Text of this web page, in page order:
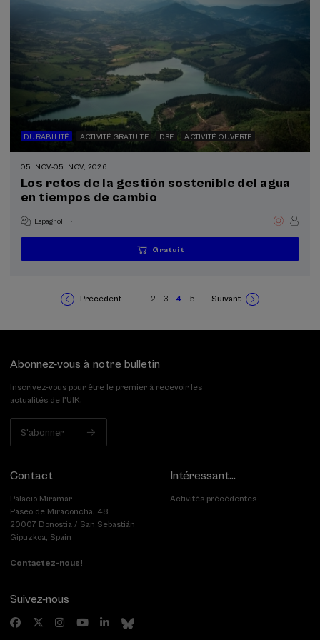
DURABILITÉ ACTIVITÉ GRATUITE DSF ACTIVITÉ OUVERTE
05. NOV-05. NOV, 2026
Los retos de la gestión sostenible del agua
en tiempos de cambio
Espagnol .
...
Gratuit
Dernières
places
Gratuit
Date
passée
Liste
d'attente
Période
d'inscription
Page
Précédent Page
1 Page
2 Page
3
Page
4 Page
5
Page
Suivant
Abonnez-vous à notre bulletin
Inscrivez-vous pour être le premier à recevoir les
actualités de l'UIK.
S'abonner
Contact
Palacio Miramar
Paseo de Miraconcha, 48
20007 Donostia / San Sebastián
Gipuzkoa, Spain
Contactez-nous!
Intéressant...
Activités précédentes
Suivez-nous